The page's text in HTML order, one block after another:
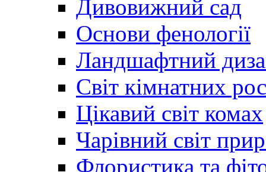
Дивовижний сад
Основи фенології
Ландшафтний
Світ кімнатних
Цікавий світ комах
Чарівний світ
Флористика та